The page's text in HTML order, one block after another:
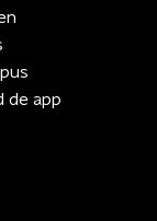
de app